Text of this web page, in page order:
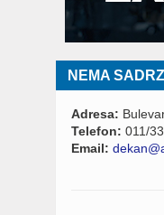
NEMA
Adresa:
Telefon: 011/
Email: